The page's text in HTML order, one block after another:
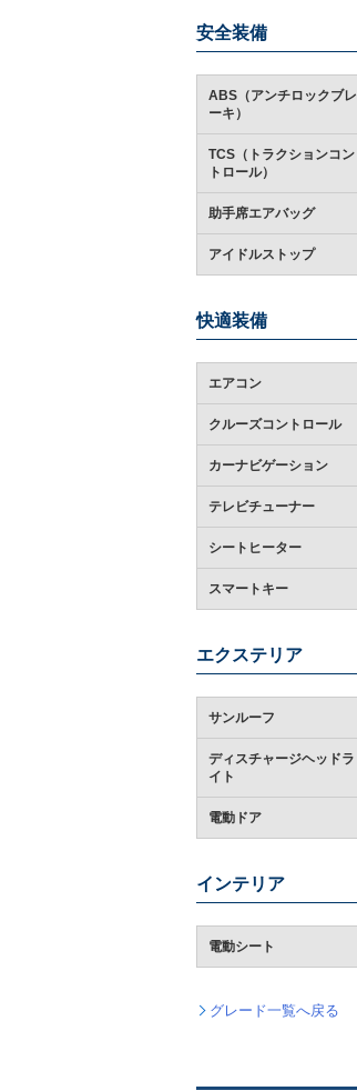
安全装備
ABS（アンチロックブレ
ーキ）
TCS（トラクションコン
トロール）
助手席エアバッグ
アイドルストップ
快適装備
エアコン
クルーズコントロール
カーナビゲーション
テレビチューナー
シートヒーター
スマートキー
エクステリア
サンルーフ
ディスチャージヘッドラ
イト
電動ドア
インテリア
電動シート
グレード一覧へ戻る